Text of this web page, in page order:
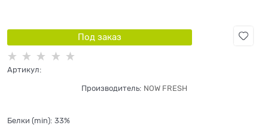
Под заказ
Артикул:
Производитель: NOW FRESH
Белки (min): 33%